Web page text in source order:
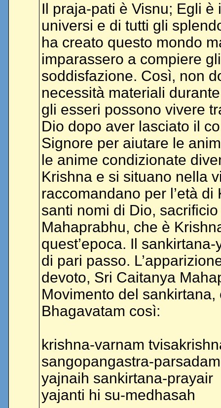
Il praja-pati è Visnu; Egli
universi e di tutti gli
ha creato questo mondo
imparassero a compiere
soddisfazione. Così, non
necessità materiali
gli esseri possono vivere
Dio dopo aver lasciato il
Signore per aiutare le
le anime condizionate
Krishna e si situano nella
raccomandano per l’età
santi nomi di Dio,
Mahaprabhu, che è
quest’epoca. Il
di pari passo.
devoto, Sri Caitanya
Movimento del
Bhagavatam così:
krishna-varnam
sangopangastra-parsadam
yajnaih sankirtana-prayair
yajanti hi su-medhasah